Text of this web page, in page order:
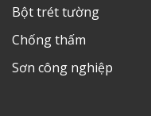
Bột trét tường
Chống thấm
Sơn công nghiệp